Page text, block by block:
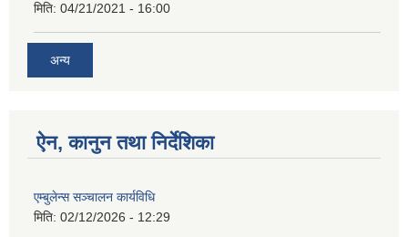
मिति: 04/21/2021 - 16:00
अन्य
ऐन, कानुन तथा निर्देशिका
एम्बुलेन्स सञ्चालन कार्यविधि
मिति: 02/12/2026 - 12:29